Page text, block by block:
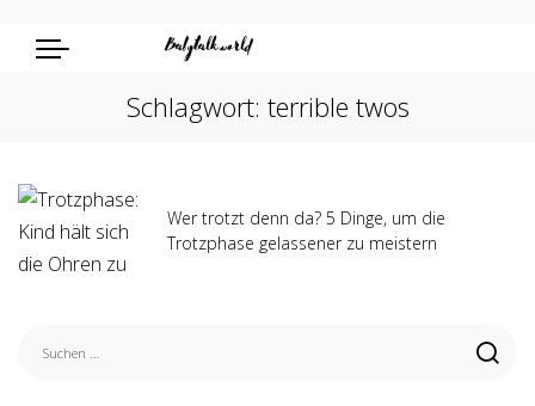
Schlagwort: terrible twos
Wer trotzt denn da? 5 Dinge, um die
Trotzphase gelassener zu meistern